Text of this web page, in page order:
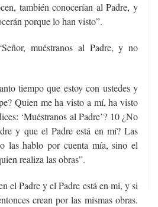
también conocerían al Padre, y
porque lo han visto”.
muéstranos al Padre, y no
tiempo que estoy con ustedes y
Quien me ha visto a mí, ha visto
‘Muéstranos al Padre’? 10 ¿No
y que el Padre está en mí? Las
las hablo por cuenta mía, sino el
realiza las obras”.
el Padre y el Padre está en mí, y si
crean por las mismas obras.